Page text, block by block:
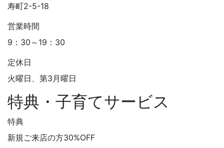
寿町2-5-18
営業時間
9：30～19：30
定休日
火曜日、第3月曜日
特典・子育てサービス
特典
新規ご来店の方30%OFF